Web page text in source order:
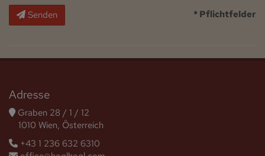
Senden * Pflichtfelder
Adresse
Graben 28 / 1 / 12
1010 Wien, Österreich
+43 1 236 632 6310